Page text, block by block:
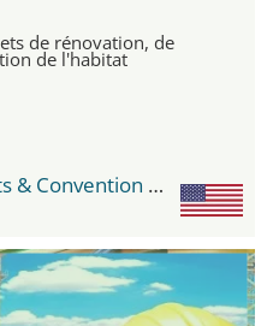
de rénovation, de
de l'habitat
Century II Performing Arts & Convention Center